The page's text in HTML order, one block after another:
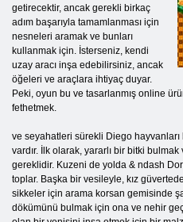
getirecektir, ancak gerekli birkaç
adım başarıyla tamamlanması için
nesneleri aramak ve bunları
kullanmak için. İsterseniz, kendi
uzay aracı inşa edebilirsiniz, ancak
öğeleri ve araçlara ihtiyaç duyar.
Peki, oyun bu ve tasarlanmış online
fethetmek.
ve seyahatleri sürekli Diego
vardır. İlk olarak, yararlı bir bitki
gereklidir. Kuzeni de yolda & ndash
toplar. Başka bir vesileyle, kız güvertede
sikkeler için arama korsan gemisinde
dökümünü bulmak için ona ve nehir